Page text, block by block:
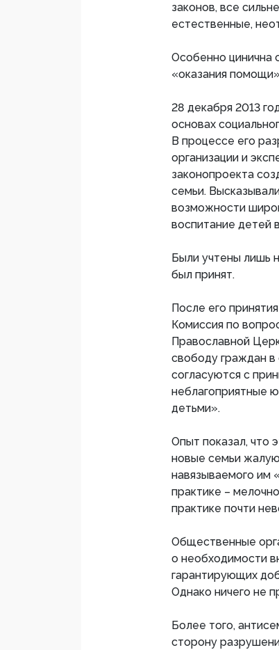
законов, все
естественные,
Особенно цинична
«оказания
28 декабря 2013
основах
В процессе его
организации и
законопроекта
семьи.
возможности
воспитание детей
Были учтены лишь
был принят.
После его
Комиссия по
Православной
свободу граждан в
согласуются с
неблагоприятные
детьми».
Опыт показал, что
новые семьи
навязываемого им
практике –
практике почти
Общественные
о необходимости
гарантирующих
Однако ничего не
Более того,
сторону